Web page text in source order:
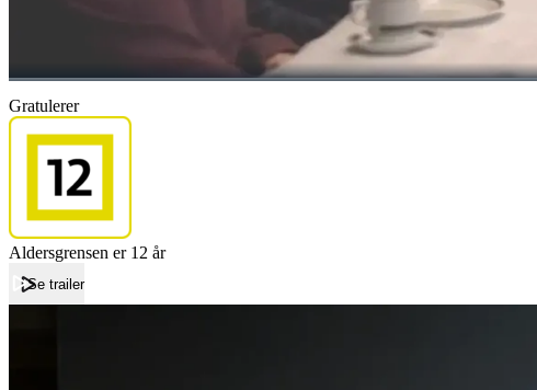
Gratulerer
Aldersgrensen er 12 år
Se trailer